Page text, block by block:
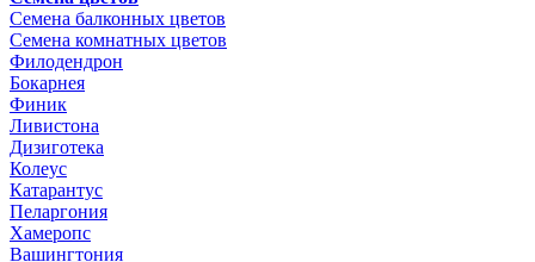
Семена балконных цветов
Семена комнатных цветов
Филодендрон
Бокарнея
Финик
Ливистона
Дизиготека
Колеус
Катарантус
Пеларгония
Хамеропс
Вашингтония